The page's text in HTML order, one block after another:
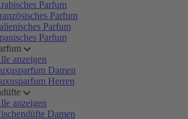
Parfum
Parfum
Parfum
Parfum
anzeigen
Damen
Herren
anzeigen
Damen